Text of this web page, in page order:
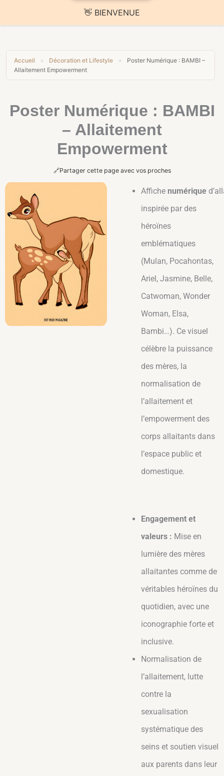
🚚 Livraison offerte sur toute la boutique
Accueil » Décoration et Lifestyle »
Poster Numérique : BAMBI –
Allaitement Empowerment
Poster Numérique : BAMBI
– Allaitement
Empowerment
🔗Partager cette page avec vos proches
Affiche numérique
inspirée par des
héroïnes
emblématiques
(Mulan, Pocahontas,
Ariel, Jasmine, Belle,
Catwoman, Wonder
Woman, Elsa,
Bambi…). Ce visuel
célèbre la puissance
des mères, la
normalisation de
l’allaitement et
l’empowerment des
corps allaitants dans
l’espace public et
domestique.
Engagement et
valeurs : Mise en
lumière des mères
allaitantes comme de
véritables héroïnes du
quotidien, avec une
iconographie forte et
inclusive.
Normalisation de
l’allaitement, lutte
contre la
sexualisation
systématique des
seins et soutien visuel
aux parents dans leur